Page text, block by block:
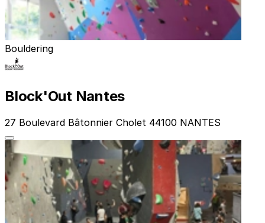
Bouldering
Block'Out Nantes
27 Boulevard Bâtonnier Cholet 44100 NANTES